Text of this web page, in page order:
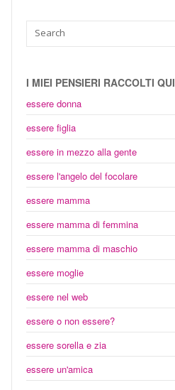
I MIEI PENSIERI RACCOLTI QUI
essere donna
essere figlia
essere in mezzo alla gente
essere l'angelo del focolare
essere mamma
essere mamma di femmina
essere mamma di maschio
essere moglie
essere nel web
essere o non essere?
essere sorella e zia
essere un'amica